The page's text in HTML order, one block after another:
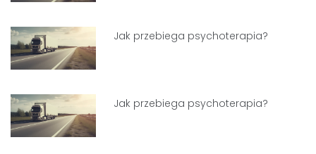
Jak przebiega psychoterapia?
Jak przebiega psychoterapia?